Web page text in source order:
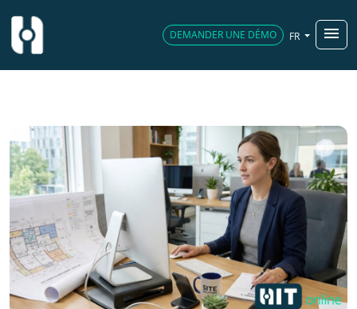
DEMANDER UNE DÉMO FR menu